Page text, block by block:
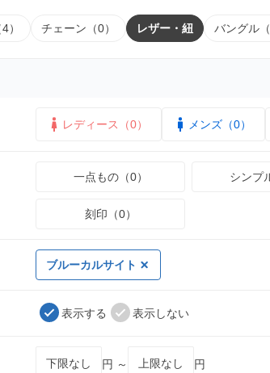
） チェーン（0） レザー・紐 バングル（
レディース（0） メンズ（0）
一点もの（0） シンプ
刻印（0）
ブルーカルサイト
表示する 表示しない
円 ～ 円